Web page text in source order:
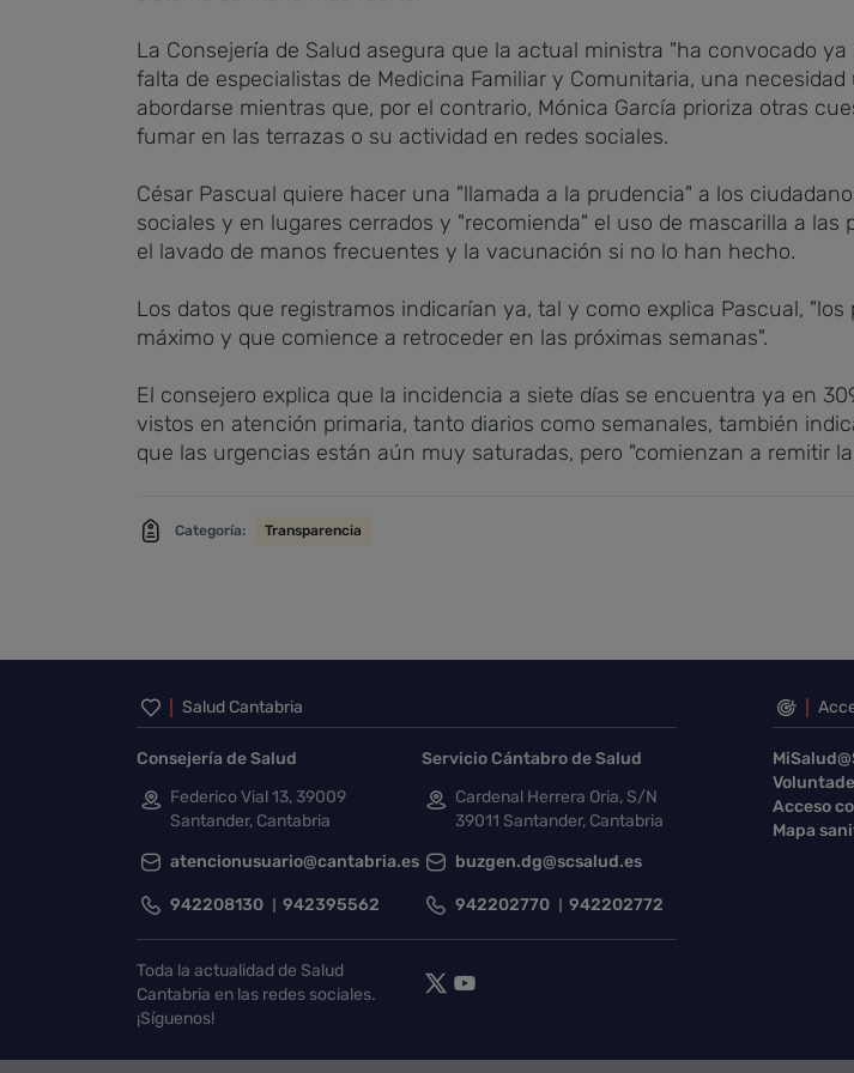
La Consejería de Salud asegura que la actual ministra "ha convocado
falta de especialistas de Medicina Familiar y Comunitaria, una
abordarse mientras que, por el contrario, Mónica García prioriza otras
fumar en las terrazas o su actividad en redes sociales.
César Pascual quiere hacer una "llamada a la prudencia" a los
sociales y en lugares cerrados y "recomienda" el uso de mascarilla a
el lavado de manos frecuentes y la vacunación si no lo han hecho.
Los datos que registramos indicarían ya, tal y como explica Pascual,
máximo y que comience a retroceder en las próximas semanas".
El consejero explica que la incidencia a siete días se encuentra ya en
vistos en atención primaria, tanto diarios como semanales, también
que las urgencias están aún muy saturadas, pero "comienzan a remitir
Categoría: Transparencia
Inicio del pie de página
Salud Cantabria
Consejería de Salud
Federico Vial 13, 39009
Santander, Cantabria
atencionusuario@cantabria.es
942208130 942395562
Servicio Cántabro de Salud
Cardenal Herrera Oria, S/N
39011 Santander, Cantabria
buzgen.dg@scsalud.es
942202770 942202772
Toda la actualidad de Salud
Cantabria en las redes sociales.
¡Síguenos!
Acceso
Mapa